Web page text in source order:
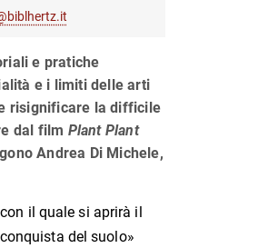
e pratiche
e i limiti delle arti
risignificare la difficile
dal film Plant Plant
Andrea Di Michele,
il quale si aprirà il
del suolo»